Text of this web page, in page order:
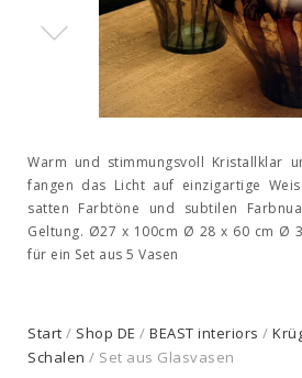
Warm und stimmungsvoll Kristallklar
fangen das Licht auf einzigartige
satten Farbtöne und subtilen
Geltung. Ø27 x 100cm Ø 28 x 60 cm Ø
für ein Set aus 5 Vasen
Start / Shop DE / BEAST interiors /
Schalen / Set aus Glasvasen